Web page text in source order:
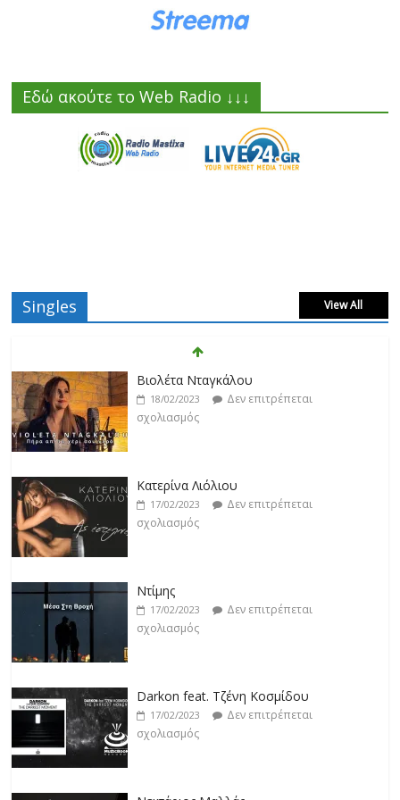
Εδώ ακούτε το Web Radio ↓↓↓
Singles View All
Βιολέτα Νταγκάλου
18/02/2023
Δεν επιτρέπεται
σχολιασμός
Κατερίνα Λιόλιου
17/02/2023
Δεν επιτρέπεται
σχολιασμός
Ντίμης
17/02/2023
Δεν επιτρέπεται
σχολιασμός
Darkon feat. Τζένη Κοσμίδου
17/02/2023
Δεν επιτρέπεται
σχολιασμός